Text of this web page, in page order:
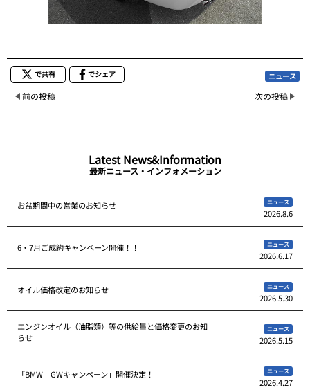
で共有 でシェア ニュース
前の投稿 次の投稿
Latest News&Information
最新ニュース・インフォメーション
お盆期間中の営業のお知らせ ニュース
2026.8.6
6・7月ご成約キャンペーン開催！！ ニュース
2026.6.17
オイル価格改定のお知らせ ニュース
2026.5.30
エンジンオイル（油脂類）等の供給量と価格変更のお知
らせ
ニュース
2026.5.15
「BMW GWキャンペーン」開催決定！ ニュース
2026.4.27